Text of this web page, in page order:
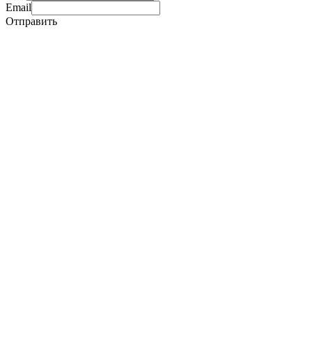
Email
Отправить